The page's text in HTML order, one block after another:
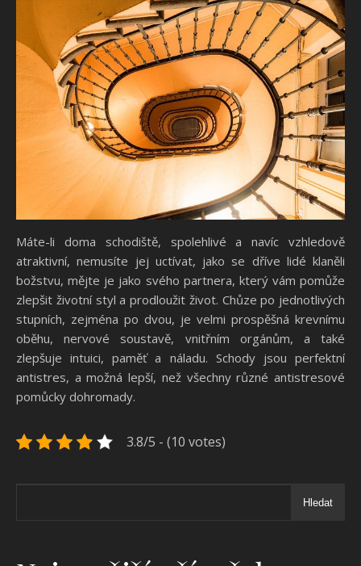
Máte-li doma schodiště, spolehlivé a navíc vzhledově
atraktivní, nemusíte jej uctívat, jako se dříve lidé klaněli
božstvu, mějte je jako svého partnera, který vám pomůže
zlepšit životní styl a prodloužit život. Chůze po jednotlivých
stupních, zejména po dvou, je velmi prospěšná krevnímu
oběhu, nervové soustavě, vnitřním orgánům, a také
zlepšuje intuici, paměť a náladu. Schody jsou perfektní
antistres, a možná lepší, než všechny různé antistresové
pomůcky dohromady.
3.8/5 - (10 votes)
Hledat